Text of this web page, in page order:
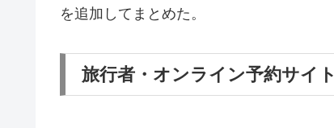
を追加してまとめた。
旅行者・オンライン予約サイト